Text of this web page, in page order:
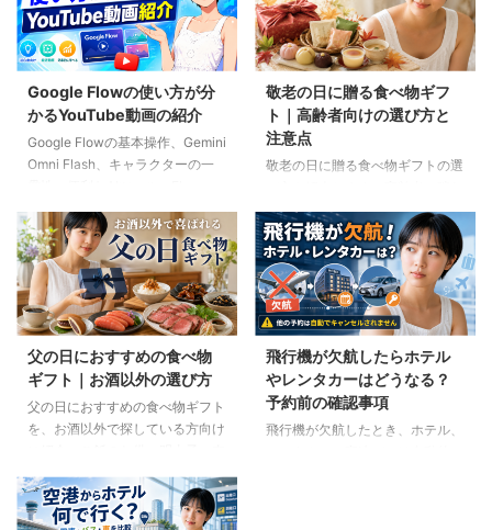
Google Flowの使い方が分
かるYouTube動画の紹介
Google Flowの基本操作、Gemini
Omni Flash、キャラクターの一
研究室の長編動画18本を、目的別
に分かりやすく紹介します。
敬老の日に贈る食べ物ギフ
ト｜高齢者向けの選び方と
注意点
敬老の日に贈る食べ物ギフトの選
力や好み、食事制限、保存方法に
配慮しながら、和菓子、スープ、
ご飯のお供、やわらか食などの候
補をわかりやすく解説します。
父の日におすすめの食べ物
ギフト｜お酒以外の選び方
父の日におすすめの食べ物ギフト
を、お酒以外で探している方向け
など、父の好みに合わせた選び方
と注意点を解説します。
飛行機が欠航したらホテル
やレンタカーはどうなる？
予約前の確認事項
飛行機が欠航したとき、ホテル、